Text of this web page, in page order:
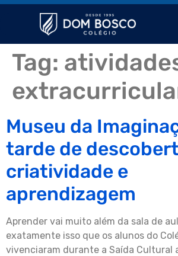
Tag:
Museu da
tarde de
criatividade e
aprendizagem
Aprender vai muito além da sala de
exatamente isso que os alunos do
vivenciaram durante a Saída Cultural